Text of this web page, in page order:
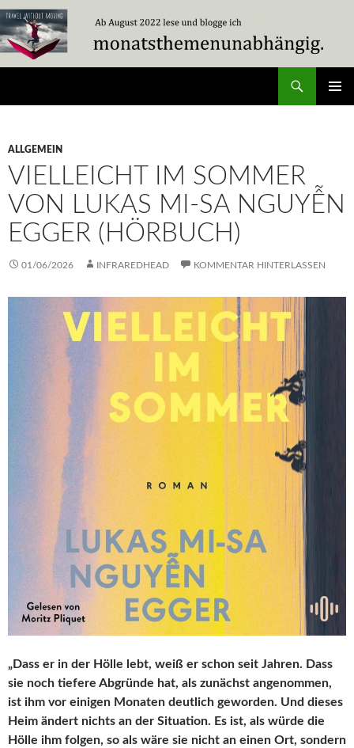
Zum
Inhalt
springen
ALLGEMEIN
VIELLEICHT IM SOMMER
VON LUKAS MI-SA NGUYỄN
EGGER (HÖRBUCH)
01/06/2026 INFRAREDHEAD KOMMENTAR HINTERLASSEN
„Dass er in der Hölle lebt, weiß er schon seit Jahren. Dass
sie noch tiefere Abgründe hat, als zunächst angenommen,
ist ihm vor einigen Monaten deutlich geworden. Und dieses
Heim ändert nichts an der Situation. Es ist, als würde die
Hölle ihm folgen, so als wäre sie nicht an einen Ort, sondern